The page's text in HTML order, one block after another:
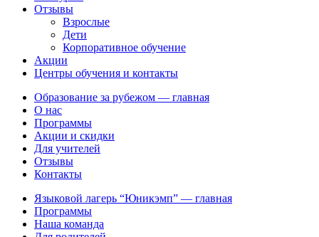
Отзывы
Взрослые
Дети
Корпоративное обучение
Акции
Центры обучения и контакты
Образование за рубежом — главная
О нас
Программы
Акции и скидки
Для учителей
Отзывы
Контакты
Языковой лагерь “Юникэмп” — главная
Программы
Наша команда